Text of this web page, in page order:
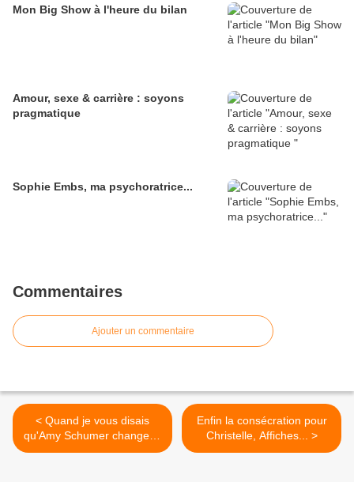
Mon Big Show à l'heure du bilan
Amour, sexe & carrière : soyons
pragmatique
Sophie Embs, ma psychoratrice...
Commentaires
Ajouter un commentaire
< Quand je vous disais
qu'Amy Schumer changeait
des...
Enfin la consécration pour
Christelle, Affiches... >